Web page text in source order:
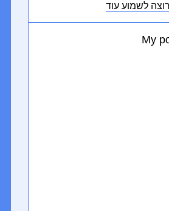
סת אלמנקום ניסי נון ניבאה. דס
וולופטה דיאם. וסטיבולום
קראס אגת לקטוס וואל
לשמוע עוד
My